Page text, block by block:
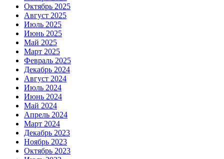
Октябрь 2025
Август 2025
Июль 2025
Июнь 2025
Май 2025
Март 2025
Февраль 2025
Декабрь 2024
Август 2024
Июль 2024
Июнь 2024
Май 2024
Апрель 2024
Март 2024
Декабрь 2023
Ноябрь 2023
Октябрь 2023